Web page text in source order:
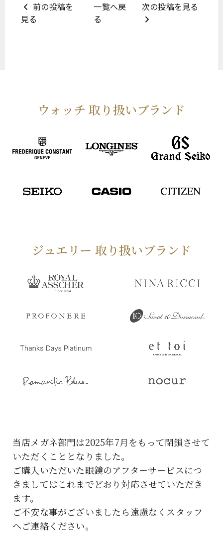
前の投稿を
見る
一覧へ戻
る
次の投稿を見る
ウォッチ 取り扱いブランド
ジュエリー 取り扱いブランド
当店メガネ部門は2025年7月をもって閉鎖させて
いただくこととなりました。
ご購入いただいた眼鏡のアフターサービスにつ
きましてはこれまでどおり対応させていただき
ます。
ご不安な事がございましたら遠慮なくスタッフ
へご連絡ください。